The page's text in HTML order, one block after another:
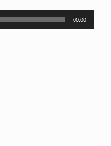
00:00